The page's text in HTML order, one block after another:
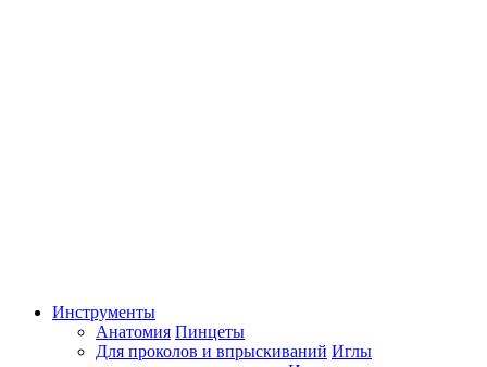
Инструменты
Анатомия Пинцеты
Для проколов и впрыскиваний Иглы